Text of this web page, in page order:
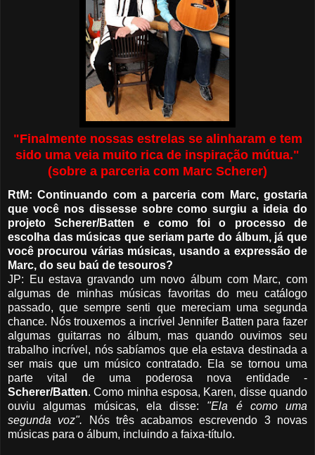
"Finalmente nossas estrelas se alinharam e tem
sido uma veia muito rica de inspiração mútua."
(sobre a parceria com Marc Scherer)
RtM: Continuando com a parceria com Marc, gostaria
que você nos dissesse sobre como surgiu a ideia do
projeto Scherer/Batten e como foi o processo de
escolha das músicas que seriam parte do álbum, já que
você procurou várias músicas, usando a expressão de
Marc, do seu baú de tesouros?
JP: Eu estava gravando um novo álbum com Marc, com
algumas de minhas músicas favoritas do meu catálogo
passado, que sempre senti que mereciam uma segunda
chance. Nós trouxemos a incrível Jennifer Batten para fazer
algumas guitarras no álbum, mas quando ouvimos seu
trabalho incrível, nós sabíamos que ela estava destinada a
ser mais que um músico contratado. Ela se tornou uma
parte vital de uma poderosa nova entidade -
Scherer/Batten. Como minha esposa, Karen, disse quando
ouviu algumas músicas, ela disse: "Ela é como uma
segunda voz". Nós três acabamos escrevendo 3 novas
músicas para o álbum, incluindo a faixa-título.